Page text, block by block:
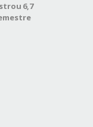
6,7